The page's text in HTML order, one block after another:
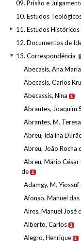
09. Prisão e
10. Estudos
11. Estudos
12. Documentos de
13. Correspondência
Abecasis, Ana Maria
Abecasis, Carlos
Abecassis, Nina 1
Abrantes, Joaquim
Abrantes, M. Teresa
Abreu, Idalina
Abreu, João Rocha
Abreu, Mário
de 1
Adamgy, M. Yiossuf
Afonso, Manuel das
Aires, Manuel José
Alberto, Carlos 1
Alegro, Henrique 1